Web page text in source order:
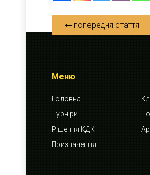
попередня стаття
Меню
Головна
Турніри
Рішення КДК
Призначення